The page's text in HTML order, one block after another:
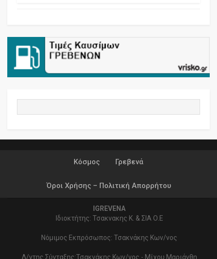
Κόσμος Γρεβενά
Όροι Χρήσης – Πολιτική Απορρήτου
IGREVENA
Ιδιοκτήτης: Τσακνακης Κ. & ΣΙΑ Ο.Ε
Νόμιμος Εκπρόσωπος: Τσακνάκης Κων/νος
Δ/ντης Σύνταξης:Τσακνάκης Κων/νος - Μίχου Μαριάνθη